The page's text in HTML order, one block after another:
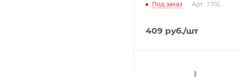
Под заказ Арт.: 1.70L
409 руб./шт